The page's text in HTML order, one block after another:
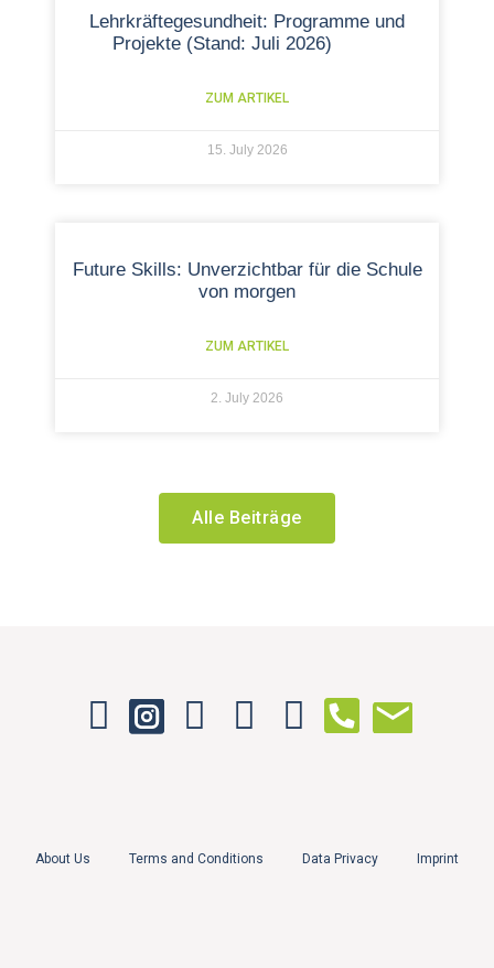
Lehrkräftegesundheit: Programme und
Projekte (Stand: Juli 2026)
ZUM ARTIKEL
15. July 2026
Future Skills: Unverzichtbar für die Schule
von morgen
ZUM ARTIKEL
2. July 2026
Alle Beiträge
About Us Terms and Conditions Data Privacy Imprint